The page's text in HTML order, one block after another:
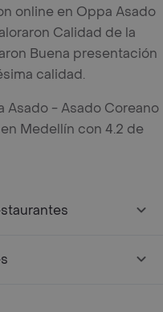
online en Oppa Asado
Calidad de la
Buena presentación
calidad.
Asado - Asado Coreano
Medellín con 4.2 de